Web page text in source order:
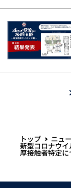
トップ ニュ
新型コロナウ
厚接触者特定に